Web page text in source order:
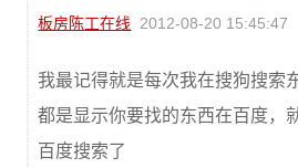
板房陈工在线 2012-08-20 15:45:47
我最记得就是每次我在搜狗搜索
都是显示你要找的东西在百度，
百度搜索了